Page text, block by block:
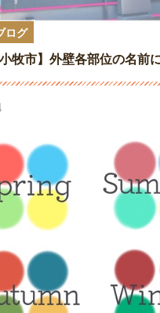
ログ
小牧市】外壁各部位の名